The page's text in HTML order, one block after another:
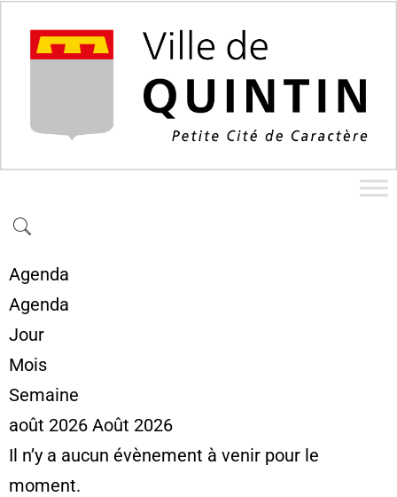
Agenda
Agenda
Jour
Mois
Semaine
août 2026 Août 2026
Il n’y a aucun évènement à venir pour le
moment.